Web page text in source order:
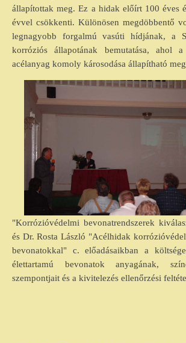
állapítottak meg. Ez a hidak előírt 100 éves
évvel csökkenti. Különösen megdöbbentő
legnagyobb forgalmú vasúti hídjának, a
korróziós állapotának bemutatása, ahol
acélanyag komoly károsodása állapítható
"Korrózióvédelmi bevonatrendszerek
és Dr. Rosta László "Acélhidak
bevonatokkal" c. előadásaikban a
élettartamú bevonatok anyagának,
szempontjait és a kivitelezés ellenőrzési